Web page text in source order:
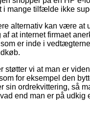
i mange tilfælde ikke
alternativ kan være at
af at internet firmaet
er inde i
støtter vi at man er
for eksempel den
sin ordrekvittering, så
end man er på udkig